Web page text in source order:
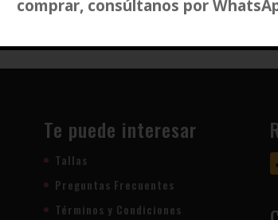
Añadir a lista de deseos
Te puede interesar
Tallas
Preguntas Frecuentes
Términos y Condiciones
comprar, consúltanos por